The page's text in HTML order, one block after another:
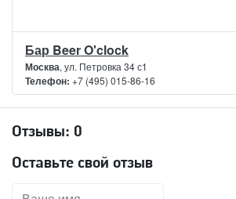
Бар Beer O'clock
Москва, ул. Петровка 34 с1
Телефон: +7 (495) 015-86-16
Отзывы: 0
Оставьте свой отзыв